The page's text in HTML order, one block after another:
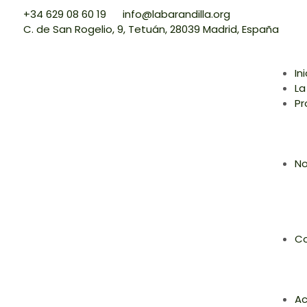
+34 629 08 60 19
info@labarandilla.org
C. de San Rogelio, 9, Tetuán, 28039 Madrid, España